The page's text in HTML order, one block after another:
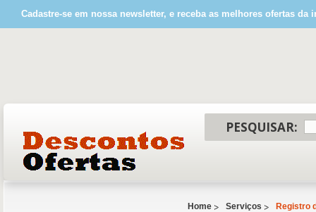
Cadastre-se em nossa newsletter, e receba as melhores ofertas da
PESQUISAR:
Home Serviços Registro